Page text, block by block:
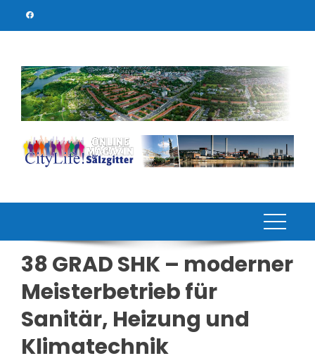
38 GRAD SHK – moderner
Meisterbetrieb für
Sanitär, Heizung und
Klimatechnik